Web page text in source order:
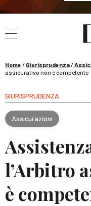
Pignoramento
Home / Giurisprudenza/
assicurativo non è competente
GIURISPRUDENZA
Assicurazioni
l’Arbitro
è